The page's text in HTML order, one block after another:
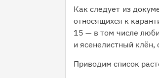
Как следует из
относящихся к
15 — в том числе
и ясенелистный
Приводим список